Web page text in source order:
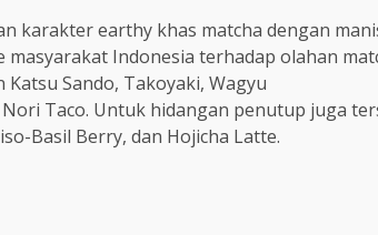
karakter earthy khas matcha dengan
Indonesia terhadap olahan
Sando, Takoyaki, Wagyu
Taco. Untuk hidangan penutup juga
Basil Berry, dan Hojicha Latte.